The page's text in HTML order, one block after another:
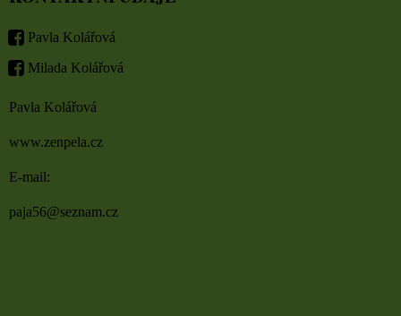
Pavla Kolářová
Milada Kolářová
Pavla Kolářová
www.zenpela.cz
E-mail:
paja56@seznam.cz